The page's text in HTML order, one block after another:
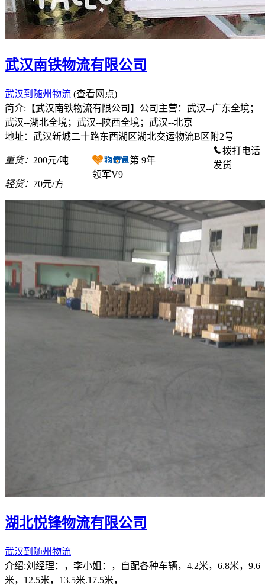
武汉南铁物流有限公司
武汉到随州物流 (查看网点)
简介:【武汉南铁物流有限公司】公司主营：武汉--广东全境；
武汉--湖北全境；武汉--陕西全境；武汉--北京
地址：武汉新城二十路东西湖区湖北交运物流B区附2号
重货： 200元/吨
轻货： 70元/方
第 9年
领军V9
拨打电话
发货
湖北悦锋物流有限公司
武汉到随州物流
介绍:刘经理：，李小姐：，自配各种车辆，4.2米，6.8米，9.6
米，12.5米，13.5米.17.5米，